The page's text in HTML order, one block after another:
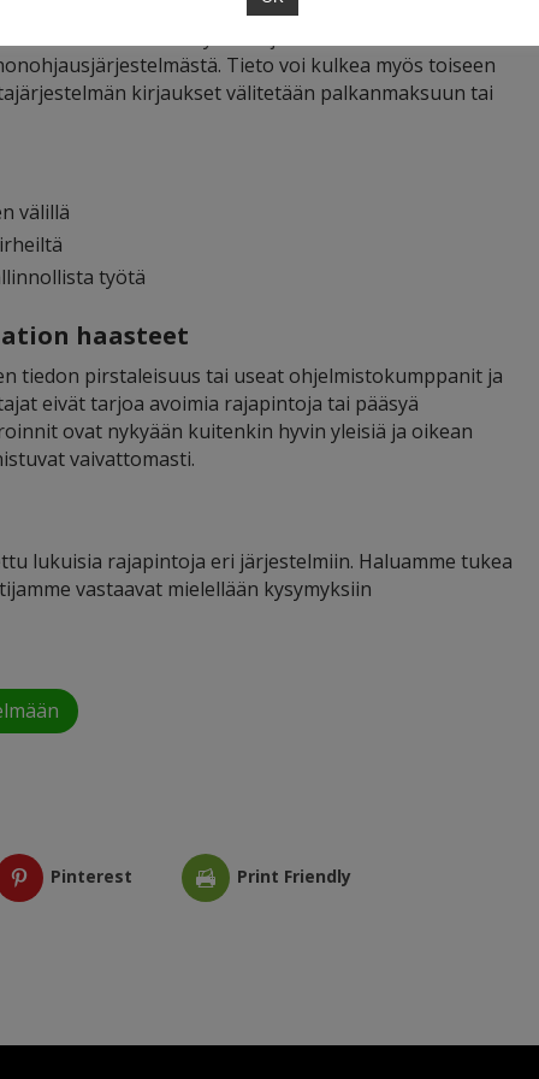
tehdä esimerkiksi palkanlaskenta-, hr-,
Esimerkiksi työntekijöiden tiedot voidaan tuoda
Tieto voi kulkea myös toiseen
kirjaukset välitetään palkanmaksuun tai
välillä
työtä
haasteet
tiedon pirstaleisuus tai useat ohjelmistokumppanit ja
eivät tarjoa avoimia rajapintoja tai pääsyä
ovat nykyään kuitenkin hyvin yleisiä ja oikean
vaivattomasti.
lukuisia rajapintoja eri järjestelmiin. Haluamme tukea
vastaavat mielellään kysymyksiin
Pinterest Print Friendly